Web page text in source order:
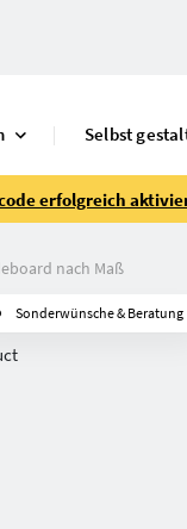
Selbst
erfolgreich
nach Maß
Sonderwünsche & Beratung